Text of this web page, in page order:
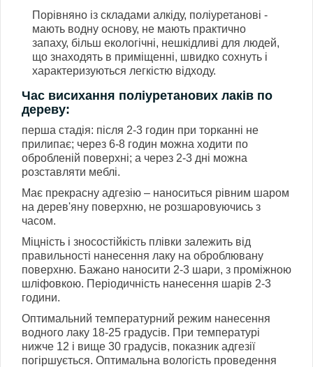
Порівняно із складами алкіду, поліуретанові -
мають водну основу, не мають практично
запаху, більш екологічні, нешкідливі для людей,
що знаходять в приміщенні, швидко сохнуть і
характеризуються легкістю відходу.
Час висихання поліуретанових лаків по
дереву:
перша стадія: після 2-3 годин при торканні не
прилипає; через 6-8 годин можна ходити по
обробленій поверхні; а через 2-3 дні можна
розставляти меблі.
Має прекрасну адгезію – наноситься рівним шаром
на дерев'яну поверхню, не розшаровуючись з
часом.
Міцність і зносостійкість плівки залежить від
правильності нанесення лаку на оброблювану
поверхню. Бажано наносити 2-3 шари, з проміжною
шліфовкою. Періодичність нанесення шарів 2-3
години.
Оптимальний температурний режим нанесення
водного лаку 18-25 градусів. При температурі
нижче 12 і вище 30 градусів, показник адгезії
погіршується. Оптимальна вологість проведення